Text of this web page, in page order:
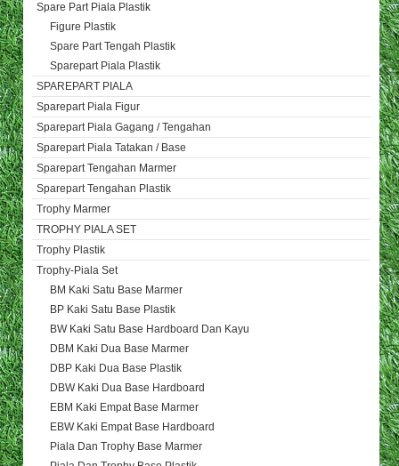
Spare Part Piala Plastik
Figure Plastik
Spare Part Tengah Plastik
Sparepart Piala Plastik
SPAREPART PIALA
Sparepart Piala Figur
Sparepart Piala Gagang / Tengahan
Sparepart Piala Tatakan / Base
Sparepart Tengahan Marmer
Sparepart Tengahan Plastik
Trophy Marmer
TROPHY PIALA SET
Trophy Plastik
Trophy-Piala Set
BM Kaki Satu Base Marmer
BP Kaki Satu Base Plastik
BW Kaki Satu Base Hardboard Dan Kayu
DBM Kaki Dua Base Marmer
DBP Kaki Dua Base Plastik
DBW Kaki Dua Base Hardboard
EBM Kaki Empat Base Marmer
EBW Kaki Empat Base Hardboard
Piala Dan Trophy Base Marmer